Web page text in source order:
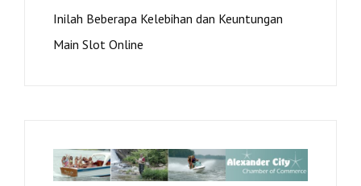
Inilah Beberapa Kelebihan dan Keuntungan
Main Slot Online